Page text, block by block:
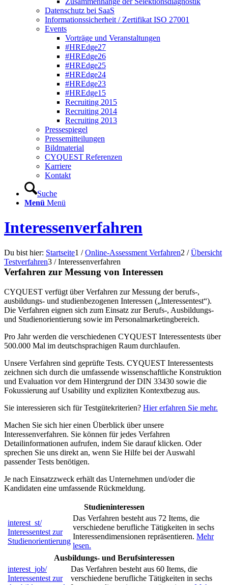
Datenschutz bei SaaS
Informationssicherheit / Zertifikat ISO 27001
Events
Vorträge und Veranstaltungen
#HREdge27
#HREdge26
#HREdge25
#HREdge24
#HREdge23
#HREdge15
Recruiting 2015
Recruiting 2014
Recruiting 2013
Pressespiegel
Pressemitteilungen
Bildmaterial
CYQUEST Referenzen
Karriere
Kontakt
Suche
Menü Menü
Interessenverfahren
Du bist hier: Startseite1 / Online-Assessment Verfahren2 / Übersicht
Testverfahren3 / Interessenverfahren
Verfahren zur Messung von Interessen
CYQUEST verfügt über Verfahren zur Messung der berufs-,
ausbildungs- und studienbezogenen Interessen („Interessentest“).
Die Verfahren eignen sich zum Einsatz zur Berufs-, Ausbildungs-
und Studienorientierung sowie im Personalmarketingbereich.
Pro Jahr werden die verschiedenen CYQUEST Interessentests über
500.000 Mal im deutschsprachigen Raum durchlaufen.
Unsere Verfahren sind geprüfte Tests. CYQUEST Interessentests
zeichnen sich durch die umfassende wissenschaftliche Konstruktion
und Evaluation vor dem Hintergrund der DIN 33430 sowie die
Fokussierung auf Usability und expliziten Kontextbezug aus.
Sie interessieren sich für Testgütekriterien? Hier erfahren Sie mehr.
Machen Sie sich hier einen Überblick über unsere
Interessenverfahren. Sie können für jedes Verfahren
Detailinformationen aufrufen, indem Sie darauf klicken. Oder
sprechen Sie uns direkt an, wenn Sie Hilfe bei der Auswahl
passender Tests benötigen.
Je nach Einsatzzweck erhält das Unternehmen und/oder die
Kandidaten eine umfassende Rückmeldung.
Studieninteressen
interest_st/
Interessentest zur
Studienorientierung
Das Verfahren besteht aus 72 Items, die
verschiedene berufliche Tätigkeiten in sechs
Interessendimensionen repräsentieren. Mehr
lesen.
Ausbildungs- und Berufsinteressen
interest_job/
Interessentest zur
Das Verfahren besteht aus 60 Items, die
verschiedene berufliche Tätigkeiten in sechs